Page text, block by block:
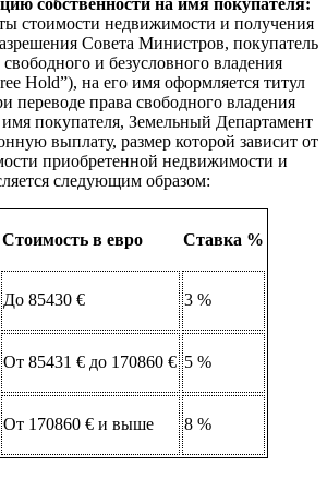
стоимости недвижимости и получения
Совета Министров, покупатель
и безусловного владения
Hold”), на его имя оформляется титул
переводе права свободного владения
покупателя, Земельный Департамент
выплату, размер которой зависит от
приобретенной недвижимости и
следующим образом:
Стоимость в евро Ставка %
До 85430 € 3 %
От 85431 € до 170860 € 5 %
От 170860 € и выше 8 %